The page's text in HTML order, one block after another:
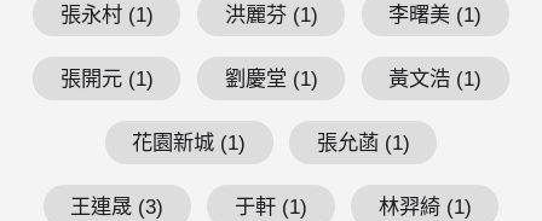
張永村 (1) 洪麗芬 (1) 李曙美 (1)
張開元 (1) 劉慶堂 (1) 黃文浩 (1)
花園新城 (1) 張允菡 (1)
王連晟 (3) 于軒 (1) 林羿綺 (1)